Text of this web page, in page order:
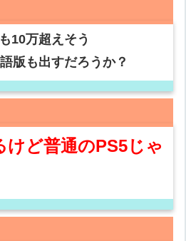
10万超えそう
版も出すだろうか？
けど普通のPS5じゃ